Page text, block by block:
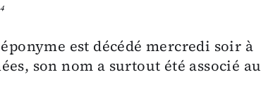
est décédé mercredi soir à
son nom a surtout été associé au